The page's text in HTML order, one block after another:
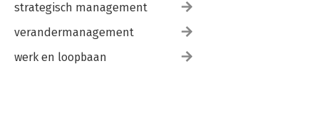
strategisch management
verandermanagement
werk en loopbaan